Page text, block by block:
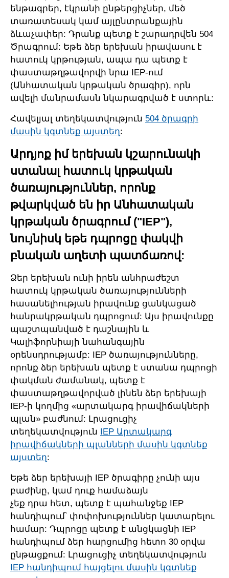
ենթագրեր, էկրանի ընթերցիչներ, մեծ
տառատեսակ կամ այլընտրանքային
ձևաչափեր: Դրանք պետք է շարադրվեն 504
Ծրագրում: Եթե ձեր երեխան իրավասու է
հատուկ կրթության, ապա դա պետք է
փաստաթղթավորվի նրա IEP-ում
(Անհատական կրթական ծրագիր), որն
ավելի մանրամասն նկարագրված է ստորև:
Հավելյալ տեղեկատվություն 504 ծրագրի
մասին կգտնեք այստեղ:
Արդյոք իմ երեխան կշարունակի
ստանալ հատուկ կրթական
ծառայություններ, որոնք
թվարկված են իր Անհատական
կրթական ծրագրում ("IEP"),
նույնիսկ եթե դպրոցը փակվի
բնական աղետի պատճառով:
Ձեր երեխան ունի իրեն անհրաժեշտ
հատուկ կրթական ծառայությունների
հասանելիության իրավունք ցանկացած
հանրակրթական դպրոցում: Այս իրավունքը
պաշտպանված է դաշնային և
Կալիֆորնիայի նահանգային
օրենսդրությամբ: IEP ծառայությունները,
որոնք ձեր երեխան պետք է ստանա դպրոցի
փակման ժամանակ, պետք է
փաստաթղթավորված լինեն ձեր երեխայի
IEP-ի կողմից «արտակարգ իրավիճակների
պլան» բաժնում: Լրացուցիչ
տեղեկատվություն
IEP Արտակարգ
իրավիճակների պլանների մասին կգտնեք
այստեղ:
Եթե ձեր երեխայի IEP ծրագիրը չունի այս
բաժինը, կամ դուք համաձայն
չեք դրա հետ, պետք է պահանջեք IEP
հանդիպում՝ փոփոխություններ կատարելու
համար: Դպրոցը պետք է անցկացնի IEP
հանդիպում ձեր հարցումից հետո 30 օրվա
ընթացքում: Լրացուցիչ տեղեկատվություն
IEP հանդիպում հայցելու մասին կգտնեք